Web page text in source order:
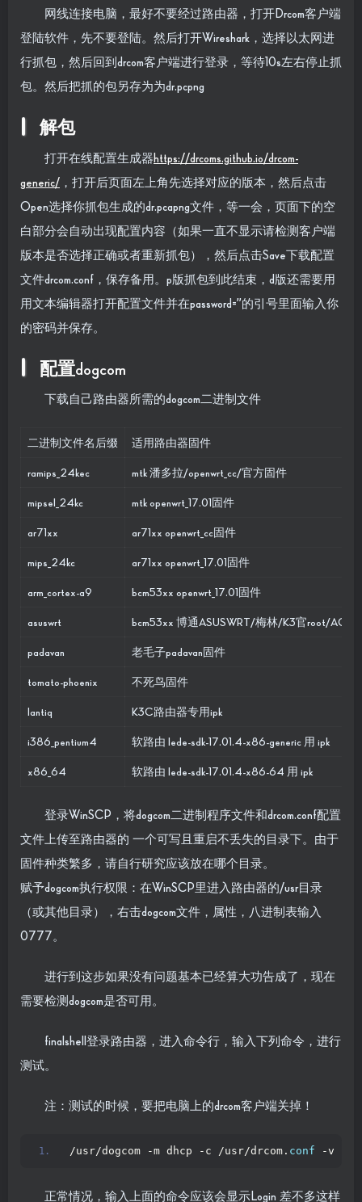
网线连接电脑，最好不要经过路由器，打开Drcom客户端
登陆软件，先不要登陆。然后打开Wireshark，选择以太网进
行抓包，然后回到drcom客户端进行登录，等待10s左右停止抓
包。然后把抓的包另存为为dr.pcpng
解包
打开在线配置生成器https://drcoms.github.io/drcom-
generic/ ，打开后页面左上角先选择对应的版本，然后点击
Open选择你抓包生成的dr.pcapng文件，等一会，页面下的空
白部分会自动出现配置内容（如果一直不显示请检测客户端
版本是否选择正确或者重新抓包），然后点击Save下载配置
文件drcom.conf，保存备用。p版抓包到此结束，d版还需要用
用文本编辑器打开配置文件并在password=’’的引号里面输入你
的密码并保存。
配置dogcom
下载自己路由器所需的dogcom二进制文件
二进制文件名后缀
适用路由器固件
ramips_24kec
mtk 潘多拉/openwrt_cc/官方固件
mipsel_24kc
mtk openwrt_17.01固件
ar71xx
ar71xx openwrt_cc固件
mips_24kc
ar71xx openwrt_17.01固件
arm_cortex-a9
bcm53xx openwrt_17.01固件
asuswrt
bcm53xx 博通ASUSWRT/梅林/K3官root/AC9
padavan
老毛子padavan固件
tomato-phoenix
不死鸟固件
lantiq
K3C路由器专用ipk
i386_pentium4
软路由 lede-sdk-17.01.4-x86-generic 用 ipk
x86_64
软路由 lede-sdk-17.01.4-x86-64 用 ipk
登录WinSCP，将dogcom二进制程序文件和drcom.conf配置
文件上传至路由器的 一个可写且重启不丢失的目录下。由于
固件种类繁多，请自行研究应该放在哪个目录。
赋予dogcom执行权限：在WinSCP里进入路由器的/usr目录
（或其他目录），右击dogcom文件，属性，八进制表输入
0777。
进行到这步如果没有问题基本已经算大功告成了，现在
需要检测dogcom是否可用。
finalshell登录路由器，进入命令行，输入下列命令，进行
测试。
注：测试的时候，要把电脑上的drcom客户端关掉！
/usr/dogcom -m dhcp -c /usr/drcom. conf -v
正常情况，输入上面的命令应该会显示Login 差不多这样